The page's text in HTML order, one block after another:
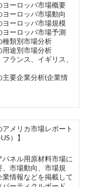
ヨーロッパ市場概要
ヨーロッパ市場動向
ヨーロッパ市場規模
ヨーロッパ市場予測
種類別市場分析
用途別市場分析
ランス、イギリス、
主要企業分析(企業情
アメリカ市場レポート
）】
ネル用原材料市場に
市場動向、市場規
情報などを掲載して